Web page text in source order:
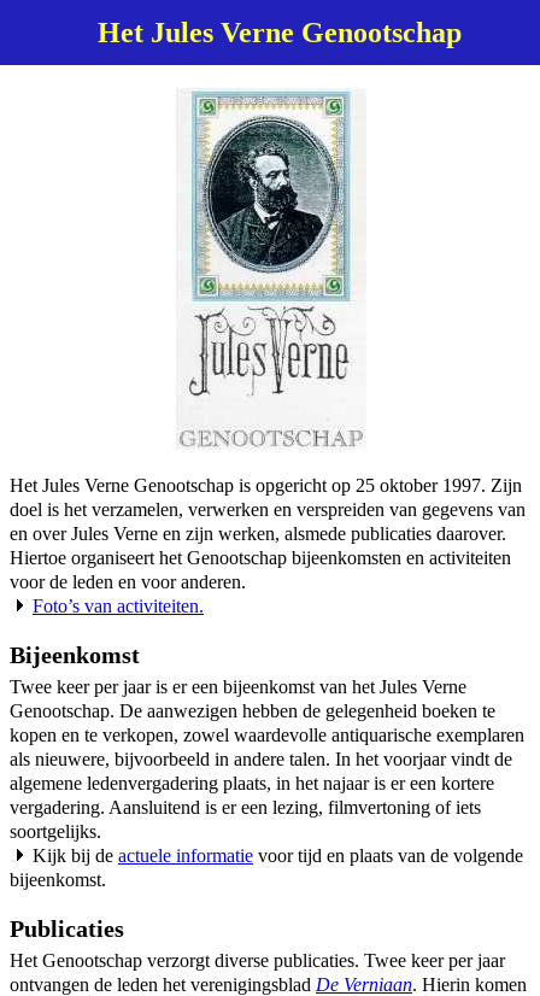
Het Jules Verne Genootschap
Het Jules Verne Genootschap is opgericht op 25 oktober 1997. Zijn
doel is het verzamelen, verwerken en verspreiden van gegevens van
en over Jules Verne en zijn werken, alsmede publicaties daarover.
Hiertoe organiseert het Genootschap bijeenkomsten en activiteiten
voor de leden en voor anderen.
Foto’s van activiteiten.
Bijeenkomst
Twee keer per jaar is er een bijeenkomst van het Jules Verne
Genootschap. De aanwezigen hebben de gelegenheid boeken te
kopen en te verkopen, zowel waardevolle antiquarische exemplaren
als nieuwere, bijvoorbeeld in andere talen. In het voorjaar vindt de
algemene ledenvergadering plaats, in het najaar is er een kortere
vergadering. Aansluitend is er een lezing, filmvertoning of iets
soortgelijks.
Kijk bij de actuele informatie voor tijd en plaats van de volgende
bijeenkomst.
Publicaties
Het Genootschap verzorgt diverse publicaties. Twee keer per jaar
ontvangen de leden het verenigingsblad De Verniaan. Hierin komen